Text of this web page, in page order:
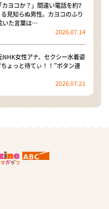
カヨコか？」間違い電話を約7
見知らぬ男性。カヨコのふり
いた言葉は…
2026.07.14
NHK女性アナ、セクシー水着姿
ょっと待てぃ！！”ボタン連
2026.07.21